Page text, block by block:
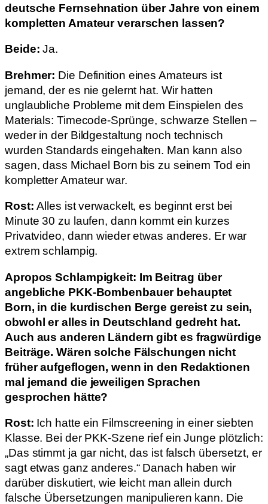
deutsche Fernsehnation über Jahre von einem
kompletten Amateur verarschen lassen?
Beide: Ja.
Brehmer: Die Definition eines Amateurs ist
jemand, der es nie gelernt hat. Wir hatten
unglaubliche Probleme mit dem Einspielen des
Materials: Timecode-Sprünge, schwarze Stellen –
weder in der Bildgestaltung noch technisch
wurden Standards eingehalten. Man kann also
sagen, dass Michael Born bis zu seinem Tod ein
kompletter Amateur war.
Rost:Alles ist verwackelt, es beginnt erst bei
Minute 30 zu laufen, dann kommt ein kurzes
Privatvideo, dann wieder etwas anderes. Er war
extrem schlampig.
Apropos Schlampigkeit: Im Beitrag über
angebliche PKK-Bombenbauer behauptet
Born, in die kurdischen Berge gereist zu sein,
obwohl er alles in Deutschland gedreht hat.
Auch aus anderen Ländern gibt es fragwürdige
Beiträge. Wären solche Fälschungen nicht
früher aufgeflogen, wenn in den Redaktionen
mal jemand die jeweiligen Sprachen
gesprochen hätte?
Rost: Ich hatte ein Filmscreening in einer siebten
Klasse. Bei der PKK-Szene rief ein Junge plötzlich:
„Das stimmt ja gar nicht, das ist falsch übersetzt, er
sagt etwas ganz anderes.“ Danach haben wir
darüber diskutiert, wie leicht man allein durch
falsche Übersetzungen manipulieren kann. Die